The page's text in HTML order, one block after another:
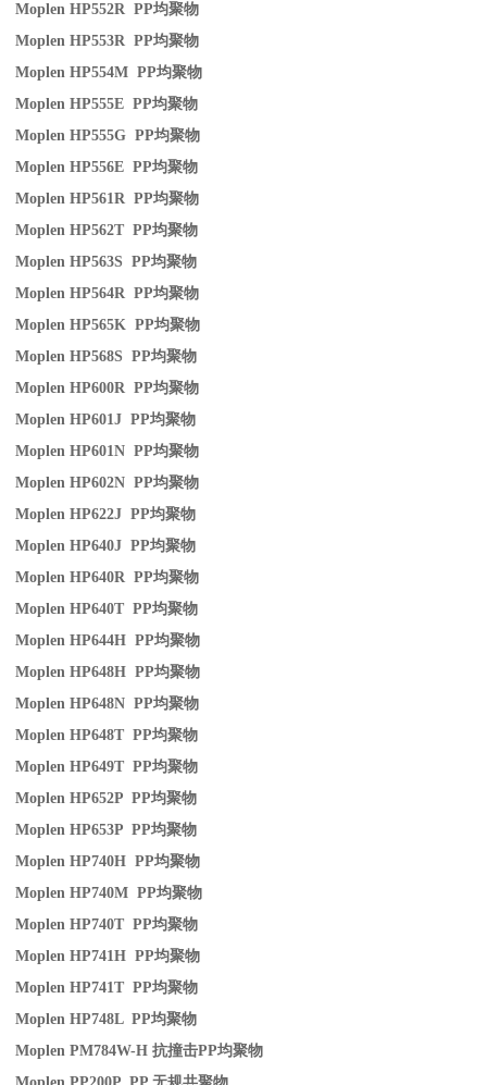
Moplen HP552R PP均聚物
Moplen HP553R PP均聚物
Moplen HP554M PP均聚物
Moplen HP555E PP均聚物
Moplen HP555G PP均聚物
Moplen HP556E PP均聚物
Moplen HP561R PP均聚物
Moplen HP562T PP均聚物
Moplen HP563S PP均聚物
Moplen HP564R PP均聚物
Moplen HP565K PP均聚物
Moplen HP568S PP均聚物
Moplen HP600R PP均聚物
Moplen HP601J PP均聚物
Moplen HP601N PP均聚物
Moplen HP602N PP均聚物
Moplen HP622J PP均聚物
Moplen HP640J PP均聚物
Moplen HP640R PP均聚物
Moplen HP640T PP均聚物
Moplen HP644H PP均聚物
Moplen HP648H PP均聚物
Moplen HP648N PP均聚物
Moplen HP648T PP均聚物
Moplen HP649T PP均聚物
Moplen HP652P PP均聚物
Moplen HP653P PP均聚物
Moplen HP740H PP均聚物
Moplen HP740M PP均聚物
Moplen HP740T PP均聚物
Moplen HP741H PP均聚物
Moplen HP741T PP均聚物
Moplen HP748L PP均聚物
Moplen PM784W-H抗撞击PP均聚物